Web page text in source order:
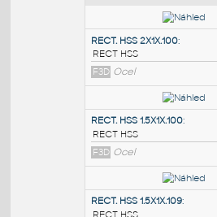
RECT. HSS 2X1X.100
F3D Ocel